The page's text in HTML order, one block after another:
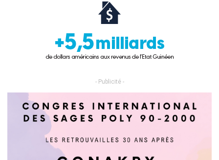
- Publicité -